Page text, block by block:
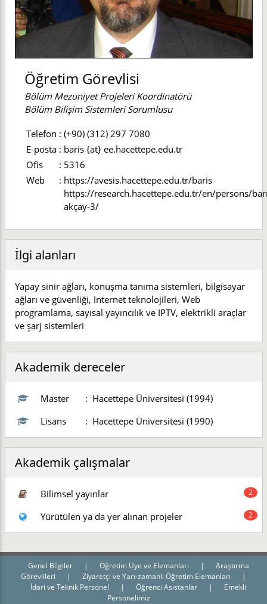
Öğretim Görevlisi
Bölüm Mezuniyet Projeleri Koordinatörü
Bölüm Bilişim Sistemleri Sorumlusu
Telefon : (+90) (312) 297 7080
E-posta : baris {at} ee.hacettepe.edu.tr
Ofis
: 5316
Web
: https://avesis.hacettepe.edu.tr/baris
https://research.hacettepe.edu.tr/en/persons/
akçay-3/
İlgi alanları
Yapay sinir ağları, konuşma tanıma sistemleri, bilgisayar
ağları ve güvenliği, Internet teknolojileri, Web
programlama, sayısal yayıncılık ve IPTV, elektrikli araçlar
ve şarj sistemleri
Akademik dereceler
Master : Hacettepe Üniversitesi (1994)
Lisans
: Hacettepe Üniversitesi (1990)
Akademik çalışmalar
Bilimsel yayınlar 2
Yürütülen ya da yer alınan projeler 2
Genel Bilgiler | Öğretim Üye ve Elemanları |
Araştırma
Görevlileri
| Ziyaretçi ve Yarı-zamanlı Öğretim Elemanları
|
İdari ve Teknik Personel
| Öğrenci Asistanlar |
Emekli
Personelimiz